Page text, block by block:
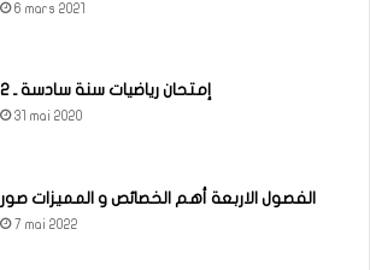
6 mars 2021
إمتحان رياضيات سنة سادسة ـ 2
31 mai 2020
الفصول الاربعة أهم الخصائص و المميزات صور
7 mai 2022